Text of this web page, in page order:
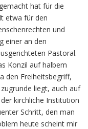
hat für die
etwa für den
und
einer an den
Pastoral.
Konzil auf halbem
den Freiheitsbegriff,
liegt, auch auf
kirchliche Institution
Schritt, den man
heute scheint mir